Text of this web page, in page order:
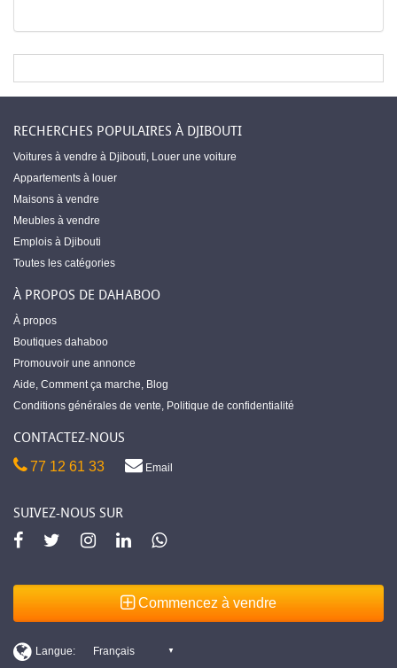
RECHERCHES POPULAIRES À DJIBOUTI
Voitures à vendre à Djibouti, Louer une voiture
Appartements à louer
Maisons à vendre
Meubles à vendre
Emplois à Djibouti
Toutes les catégories
À PROPOS DE DAHABOO
À propos
Boutiques dahaboo
Promouvoir une annonce
Aide, Comment ça marche, Blog
Conditions générales de vente, Politique de confidentialité
CONTACTEZ-NOUS
77 12 61 33 Email
SUIVEZ-NOUS SUR
Commencez à vendre